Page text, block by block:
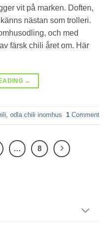
vit på marken. Doften,
nästan som trolleri.
och med
färsk chili året om. Här
→
, odla chili inomhus 1 Comment
… 8